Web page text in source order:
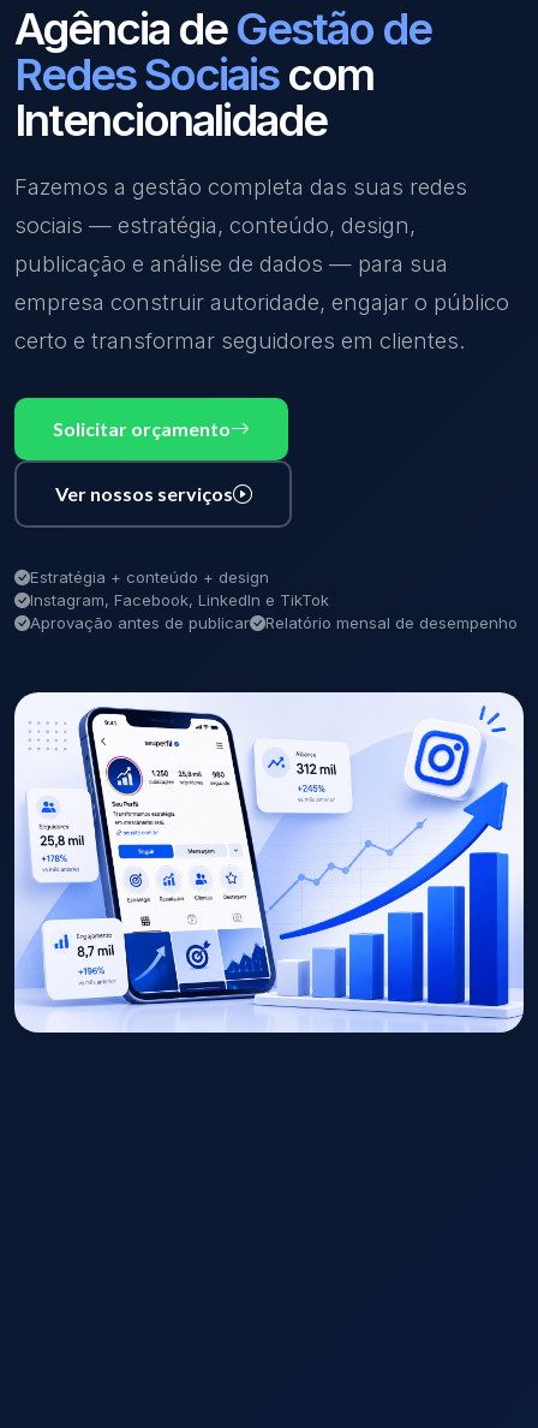
Agência deGestão de
Redes Sociaiscom
Intencionalidade
Fazemos a gestão completa das suas redes
sociais — estratégia, conteúdo, design,
publicação e análise de dados — para sua
empresa construir autoridade, engajar o público
certo e transformar seguidores em clientes.
Solicitar orçamento
Ver nossos serviços
Estratégia + conteúdo + design
Instagram, Facebook, LinkedIn e TikTok
Aprovação antes de publicar
Relatório mensal de desempenho